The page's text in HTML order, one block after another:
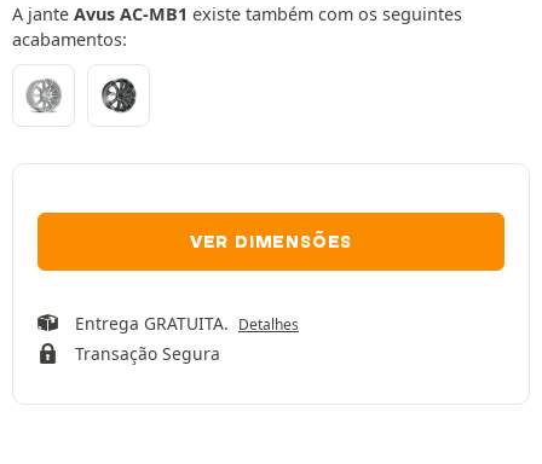
A jante Avus AC-MB1 existe também com os seguintes
acabamentos:
VER DIMENSÕES
Entrega GRATUITA. Detalhes
Transação Segura